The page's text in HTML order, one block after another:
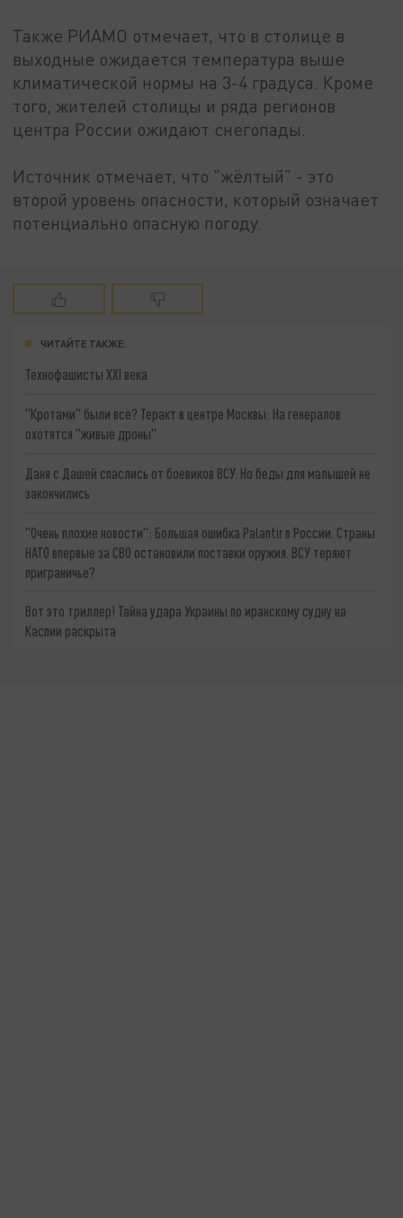
Также РИАМО отмечает, что в столице в
выходные ожидается температура выше
климатической нормы на 3-4 градуса. Кроме
того, жителей столицы и ряда регионов
центра России ожидают снегопады.
Источник отмечает, что "жёлтый" - это
второй уровень опасности, который означает
потенциально опасную погоду.
ЧИТАЙТЕ ТАКЖЕ:
Технофашисты XXI века
"Кротами" были все? Теракт в центре Москвы: На генералов
охотятся "живые дроны"
Даня с Дашей спаслись от боевиков ВСУ. Но беды для малышей не
закончились
"Очень плохие новости": Большая ошибка Palantir в России. Страны
НАТО впервые за СВО остановили поставки оружия. ВСУ теряют
приграничье?
Вот это триллер! Тайна удара Украины по иранскому судну на
Каспии раскрыта